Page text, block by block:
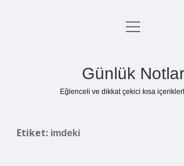
Anasayfa
menüyü
Günlük Notlar
Eğlenceli ve dikkat çekici kısa
Etiket: imdeki